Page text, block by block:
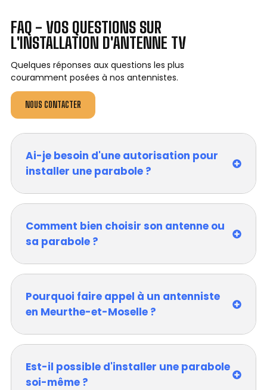
FAQ - VOS QUESTIONS SUR
L'INSTALLATION D'ANTENNE TV
Quelques réponses aux questions les plus
couramment posées à nos antennistes.
NOUS CONTACTER
Ai-je besoin d'une autorisation pour
installer une parabole ?
Comment bien choisir son antenne ou
sa parabole ?
Pourquoi faire appel à un antenniste
en Meurthe-et-Moselle ?
Est-il possible d'installer une parabole
soi-même ?